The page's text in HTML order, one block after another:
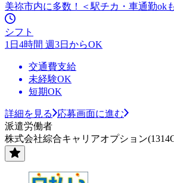
美祢市内に多数！＜駅チカ・車通勤ok
シフト
1日4時間 週3日からOK
交通費支給
未経験OK
短期OK
詳細を見る
応募画面に進む
派遣労働者
株式会社綜合キャリアオプション